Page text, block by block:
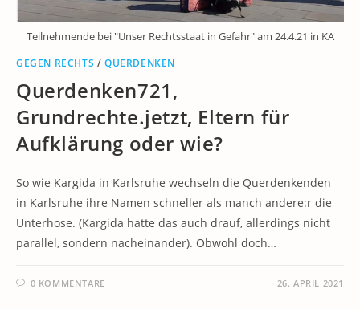
Teilnehmende bei "Unser Rechtsstaat in Gefahr" am 24.4.21 in KA
GEGEN RECHTS /QUERDENKEN
Querdenken721,
Grundrechte.jetzt, Eltern für
Aufklärung oder wie?
So wie Kargida in Karlsruhe wechseln die Querdenkenden
in Karlsruhe ihre Namen schneller als manch andere:r die
Unterhose. (Kargida hatte das auch drauf, allerdings nicht
parallel, sondern nacheinander). Obwohl doch…
0 KOMMENTARE 26. APRIL 2021